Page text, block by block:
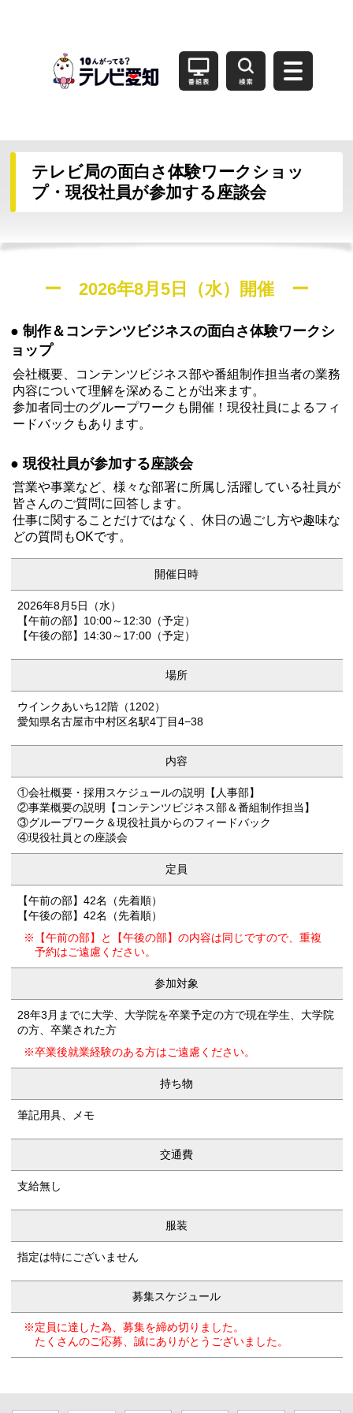
テレビ局の面白さ体験ワークショッ
プ・現役社員が参加する座談会
ー 2026年8月5日（水）開催 ー
● 制作＆コンテンツビジネスの面白さ体験ワークシ
ョップ
会社概要、コンテンツビジネス部や番組制作担当者の業務
内容について理解を深めることが出来ます。
参加者同士のグループワークも開催！現役社員によるフィ
ードバックもあります。
● 現役社員が参加する座談会
営業や事業など、様々な部署に所属し活躍している社員が
皆さんのご質問に回答します。
仕事に関することだけではなく、休日の過ごし方や趣味な
どの質問もOKです。
開催日時
2026年8月5日（水）
【午前の部】10:00～12:30（予定）
【午後の部】14:30～17:00（予定）
場所
ウインクあいち12階（1202）
愛知県名古屋市中村区名駅4丁目4−38
内容
①会社概要・採用スケジュールの説明【人事部】
②事業概要の説明【コンテンツビジネス部＆番組制作担当】
③グループワーク＆現役社員からのフィードバック
④現役社員との座談会
定員
【午前の部】42名（先着順）
【午後の部】42名（先着順）
※【午前の部】と【午後の部】の内容は同じですので、重複
予約はご遠慮ください。
参加対象
28年3月までに大学、大学院を卒業予定の方で現在学生、大学院
の方、卒業された方
※卒業後就業経験のある方はご遠慮ください。
持ち物
筆記用具、メモ
交通費
支給無し
服装
指定は特にございません
募集スケジュール
※定員に達した為、募集を締め切りました。
たくさんのご応募、誠にありがとうございました。